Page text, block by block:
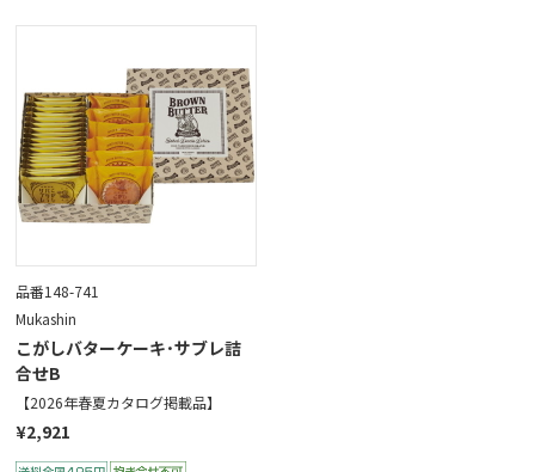
品番148-741
Mukashin
こがしバターケーキ･サブレ詰
合せB
【2026年春夏カタログ掲載品】
¥2,921